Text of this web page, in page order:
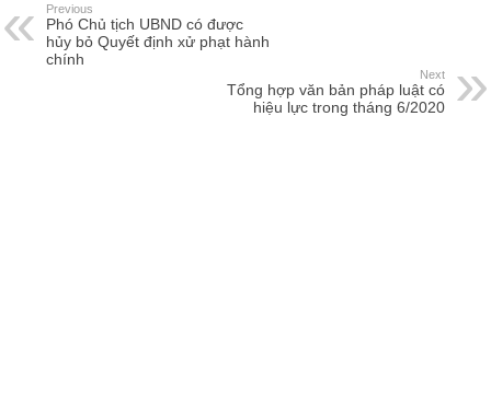
Previous
Phó Chủ tịch UBND có được
hủy bỏ Quyết định xử phạt hành
chính
Next
Tổng hợp văn bản pháp luật có
hiệu lực trong tháng 6/2020